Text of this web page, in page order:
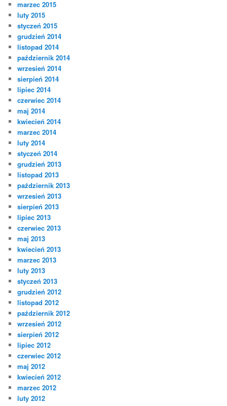
marzec 2015
luty 2015
styczeń 2015
grudzień 2014
listopad 2014
październik 2014
wrzesień 2014
sierpień 2014
lipiec 2014
czerwiec 2014
maj 2014
kwiecień 2014
marzec 2014
luty 2014
styczeń 2014
grudzień 2013
listopad 2013
październik 2013
wrzesień 2013
sierpień 2013
lipiec 2013
czerwiec 2013
maj 2013
kwiecień 2013
marzec 2013
luty 2013
styczeń 2013
grudzień 2012
listopad 2012
październik 2012
wrzesień 2012
sierpień 2012
lipiec 2012
czerwiec 2012
maj 2012
kwiecień 2012
marzec 2012
luty 2012